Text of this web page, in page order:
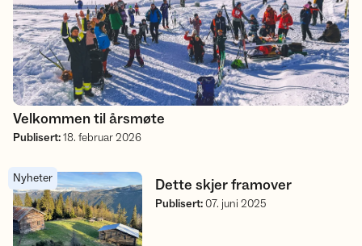
Publisert:18. februar 2026
Velkommen til årsmøte
Dette skjer framover
Nyheter
Publisert:07. juni 2025
Dette skjer framover